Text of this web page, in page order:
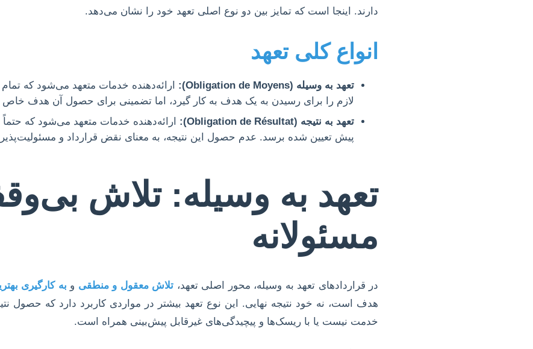
دارند. اینجا است که تمایز بین دو نوع اصلی تعهد خود را نشان می‌دهد.
انواع کلی تعهد
تعهد به وسیله (Obligation de Moyens):
ارائه‌دهنده خدمات متعهد می‌شود که
لازم را برای رسیدن به یک هدف به کار گیرد، اما تضمینی برای حصول آن هدف
تعهد به نتیجه (Obligation de Résultat):
ارائه‌دهنده خدمات متعهد می‌شود که
پیش تعیین شده برسد. عدم حصول این نتیجه، به معنای نقض قرارداد و
تعهد به وسیله: تلاش
مسئولانه
در قراردادهای تعهد به وسیله، محور اصلی تعهد، تلاش معقول و منطقی و به کارگیری
هدف است، نه خود نتیجه نهایی. این نوع تعهد بیشتر در مواردی کاربرد دارد که حصول
خدمت نیست یا با ریسک‌ها و پیچیدگی‌های غیرقابل پیش‌بینی همراه است.